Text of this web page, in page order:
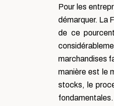
Pour les
démarquer. La
de ce
marchandises
manière est le
stocks, le